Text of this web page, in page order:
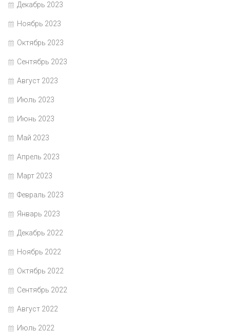
Декабрь 2023
Ноябрь 2023
Октябрь 2023
Сентябрь 2023
Август 2023
Июль 2023
Июнь 2023
Май 2023
Апрель 2023
Март 2023
Февраль 2023
Январь 2023
Декабрь 2022
Ноябрь 2022
Октябрь 2022
Сентябрь 2022
Август 2022
Июль 2022